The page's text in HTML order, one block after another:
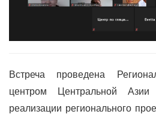
Встреча проведена
центром Центральной
реализации регионального